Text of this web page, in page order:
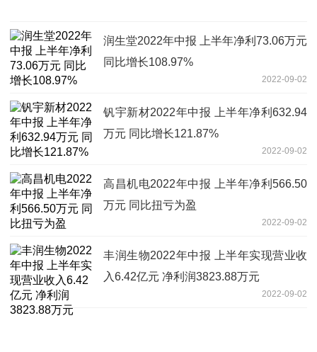
润生堂2022年中报 上半年净利73.06万元
同比增长108.97%
2022-09-02
钒宇新材2022年中报 上半年净利632.94
万元 同比增长121.87%
2022-09-02
高昌机电2022年中报 上半年净利566.50
万元 同比扭亏为盈
2022-09-02
丰润生物2022年中报 上半年实现营业收
入6.42亿元 净利润3823.88万元
2022-09-02